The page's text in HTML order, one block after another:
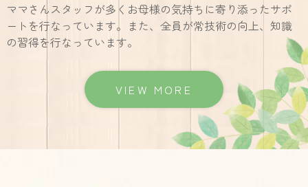
ママさんスタッフが多くお母様の気持ちに寄り添ったサポ
ートを行なっています。また、全員が常技術の向上、知識
の習得を行なっています。
VIEW MORE